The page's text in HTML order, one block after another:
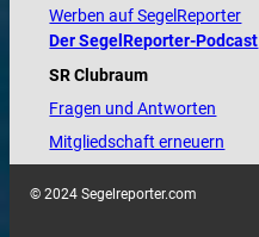
Werben auf SegelReporter
Der SegelReporter-Podcast
SR Clubraum
Fragen und Antworten
Mitgliedschaft erneuern
© 2024 Segelreporter.com